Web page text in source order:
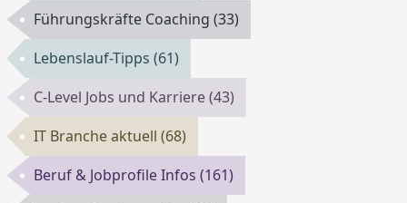
Führungskräfte Coaching(33)
Lebenslauf-Tipps(61)
C-Level Jobs und Karriere(43)
IT Branche aktuell(68)
Beruf & Jobprofile Infos(161)